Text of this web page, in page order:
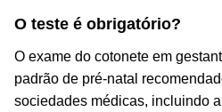
O teste é obrigatório?
O exame do cotonete em
padrão de pré-natal
sociedades médicas, incluindo